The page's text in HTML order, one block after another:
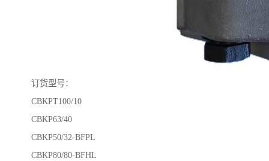
订货型号：
CBKPT100/10
CBKP63/40
CBKP50/32-BFPL
CBKP80/80-BFHL